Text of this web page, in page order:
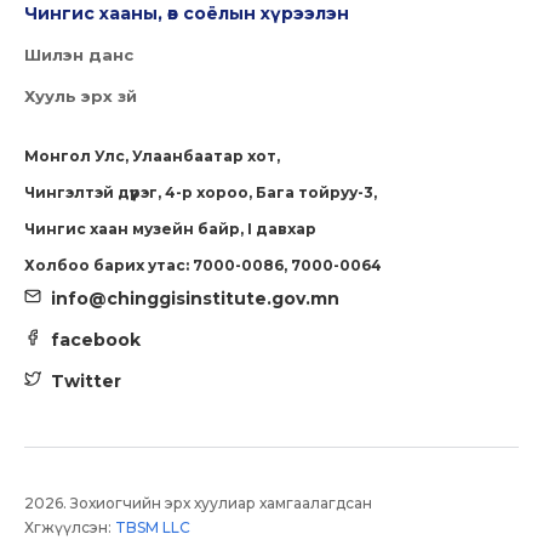
Чингис хааны, өв соёлын хүрээлэн
Шилэн данс
Хууль эрх зүй
Монгол Улс, Улаанбаатар хот,
Чингэлтэй дүүрэг, 4-р хороо, Бага тойруу-3,
Чингис хаан музейн байр, I давхар
Холбоо барих утас: 7000-0086, 7000-0064
info@chinggisinstitute.gov.mn
facebook
Twitter
2026. Зохиогчийн эрх хуулиар хамгаалагдсан
Хөгжүүлсэн: TBSM LLC